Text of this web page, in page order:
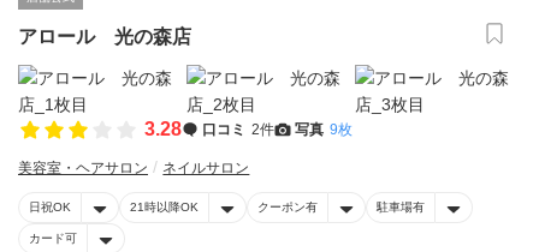
アロール 光の森店
3.28 口コミ 2件 写真 9枚
美容室・ヘアサロン ネイルサロン
日祝OK 21時以降OK クーポン有 駐車場有
カード可